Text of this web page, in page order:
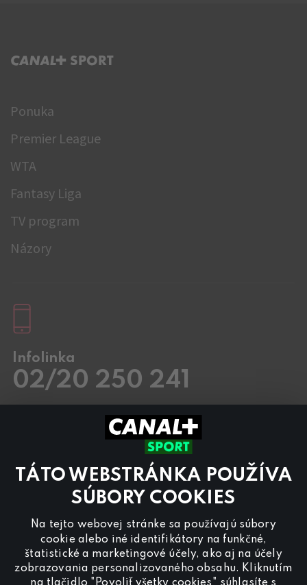
TÁTO WEBSTRÁNKA POUŽÍVA
SÚBORY COOKIES
Na tejto webovej stránke sa používajú súbory
cookie alebo iné identifikátory na funkčné,
štatistické a marketingové účely, ako aj na účely
zobrazovania personalizovaného obsahu. Kliknutím
C+ SPORT
Ponuka
Premier League
WTA
Fantasy Liga
TV program
Názory
Infolinka
02/20 250 241
8.00 – 18:00
Preinzerciu na programe CANAL+ Sportnás
kontaktujte nareklama@canalplus.cz
Našu redakciu kontaktujete na
redakce@canalplus.cz